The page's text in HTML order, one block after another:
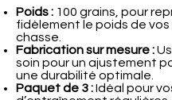
Poids : 100 grains, pour
fidèlement le poids de
chasse.
Fabrication sur mesure :
soin pour un ajustement
une durabilité optimale.
Paquet de 3 :Idéal pour